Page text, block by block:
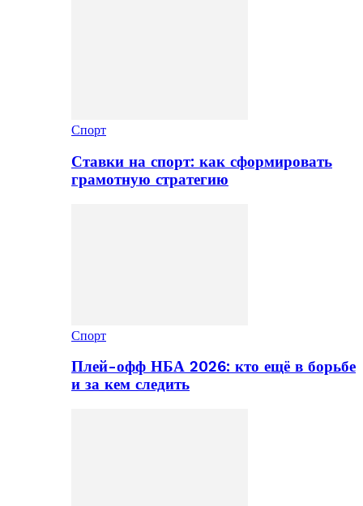
Спорт
Ставки на спорт: как сформировать
грамотную стратегию
Спорт
Плей-офф НБА 2026: кто ещё в борьбе
и за кем следить